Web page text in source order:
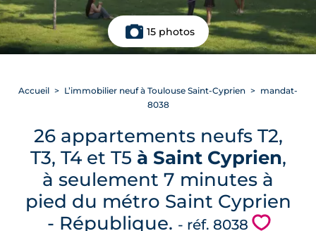
15 photos
Accueil L’immobilier neuf à Toulouse Saint-Cyprien
mandat-
8038
26 appartements neufs T2,
T3, T4 et T5 à Saint Cyprien,
à seulement 7 minutes à
pied du métro Saint Cyprien
- République. - réf. 8038 💗